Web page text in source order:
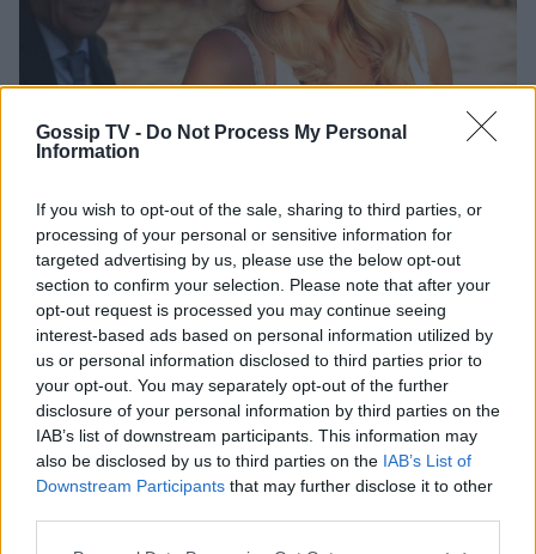
Gossip TV - Do Not Process My Personal
Information
If you wish to opt-out of the sale, sharing to third parties, or
processing of your personal or sensitive information for
targeted advertising by us, please use the below opt-out
section to confirm your selection. Please note that after your
opt-out request is processed you may continue seeing
interest-based ads based on personal information utilized by
us or personal information disclosed to third parties prior to
your opt-out. You may separately opt-out of the further
disclosure of your personal information by third parties on the
IAB’s list of downstream participants. This information may
also be disclosed by us to third parties on the IAB’s List of
Downstream Participants that may further disclose it to other
Με τη νύφη, τον γαμπρό αλλά και τους καλεσμένους να
καταφτάνουν στην εκκλησία με καΐκια